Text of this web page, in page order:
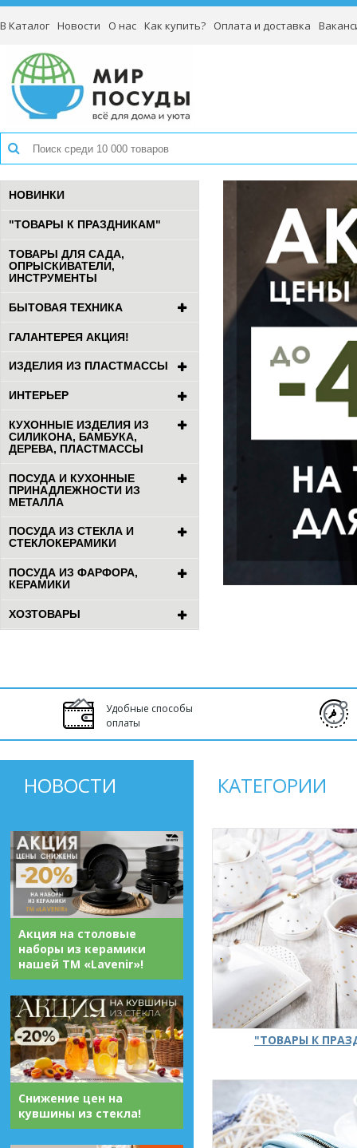
В Каталог Новости О нас Как купить? Оплата и доставка
НОВИНКИ
"ТОВАРЫ К ПРАЗДНИКАМ"
ТОВАРЫ ДЛЯ САДА,
ОПРЫСКИВАТЕЛИ,
ИНСТРУМЕНТЫ
БЫТОВАЯ ТЕХНИКА
ГАЛАНТЕРЕЯ АКЦИЯ!
ИЗДЕЛИЯ ИЗ ПЛАСТМАССЫ
ИНТЕРЬЕР
КУХОННЫЕ ИЗДЕЛИЯ ИЗ
СИЛИКОНА, БАМБУКА,
ДЕРЕВА, ПЛАСТМАССЫ
ПОСУДА И КУХОННЫЕ
ПРИНАДЛЕЖНОСТИ ИЗ
МЕТАЛЛА
ПОСУДА ИЗ СТЕКЛА И
СТЕКЛОКЕРАМИКИ
ПОСУДА ИЗ ФАРФОРА,
КЕРАМИКИ
ХОЗТОВАРЫ
Удобные способы
оплаты
НОВОСТИ
Акция на столовые
наборы из керамики
нашей ТМ «Lavenir»!
Снижение цен на
кувшины из стекла!
КАТЕГОРИИ
"ТОВАРЫ К